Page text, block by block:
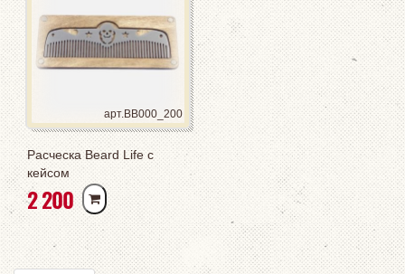
арт.BB000_200
Расческа Beard Life с
кейсом
2 200РУБ